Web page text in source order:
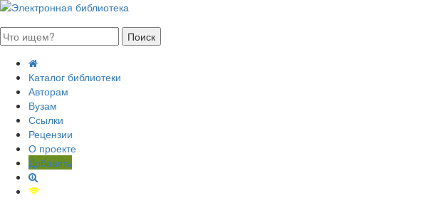
Каталог библиотеки
Авторам
Вузам
Ссылки
Рецензии
О проекте
Добавить